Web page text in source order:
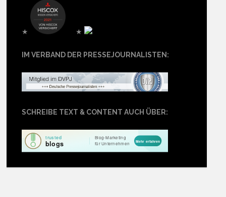
★ ★
IM VERBAND DER PRESSEJOURNALISTEN:
SCHREIBE TEXT & CONTENT AUCH ÜBER: